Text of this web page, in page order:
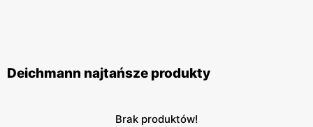
Deichmann najtańsze produkty
Brak produktów!